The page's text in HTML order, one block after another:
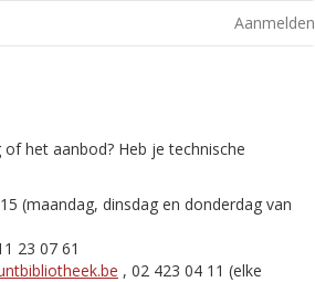
Aanmelden
het aanbod? Heb je technische
(maandag, dinsdag en donderdag van
23 07 61
, 02 423 04 11 (elke